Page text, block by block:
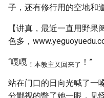
子，还有修行用的空地和
【讲真，最近一直用野
色多，
“嘎嘎 ！本教主又回来了 ！”
站在门口的日向光喊了一
分鄙视的瞥了她一眼，见